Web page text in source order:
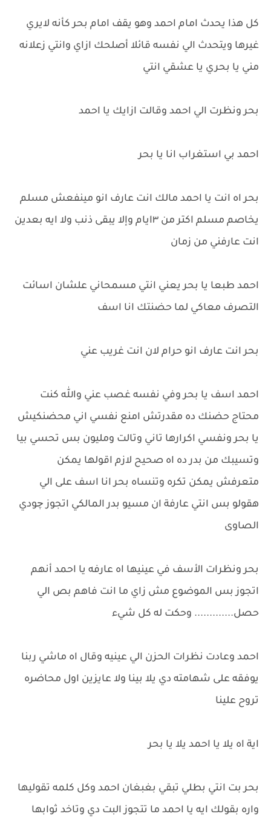
كل هذا يحدث امام احمد وهو يقف امام بحر كأنه لايري
غيرها ويتحدث الي نفسه قائلا أصلحك ازاي وانتي زعلانه
مني يا بحري يا عشقي انتي
بحر ونظرت الي احمد وقالت ازايك يا احمد
احمد بي استغراب انا يا بحر
بحر اه انت يا احمد مالك انت عارف انو مينفعش مسلم
يخاصم مسلم اكتر من ٣ايام وإلا يبقى ذنب ولا ايه بعدين
انت عارفني من زمان
احمد طبعا يا بحر يعني انتي مسمحاني علشان اسائت
التصرف معاكي لما حضنتك انا اسف
بحر انت عارف انو حرام لان انت غريب عني
احمد اسف يا بحر وفي نفسه غصب عني والله كنت
محتاج حضنك ده مقدرتش امنع نفسي اني محضنكيش
يا بحر ونفسي اكرارها تاني وتالت ومليون بس تحسي بيا
وتسيبك من بدر ده اه صحيح لازم اقولها يمكن
متعرفش يمكن تكره وتنساه بحر انا اسف على الي
هقولو بس انتي عارفة ان مسيو بدر المالكي اتجوز چودي
الصاوى
بحر ونظرات الأسف في عينيها اه عارفه يا احمد أنهم
اتجوز بس الموضوع مش زاي ما انت فاهم بص الي
حصل............. وحكت له كل شيء
احمد وعادت نظرات الحزن الي عينيه وقال اه ماشي ربنا
يوفقه على شهامته دي يلا بينا ولا عايزين اول محاضره
تروح علينا
اية اه يلا يا احمد يلا يا بحر
بحر بت انتي بطلي تبقي بغبغان احمد وكل كلمه تقوليها
واره بقولك ايه يا احمد ما تتجوز البت دي وتاخد ثوابها